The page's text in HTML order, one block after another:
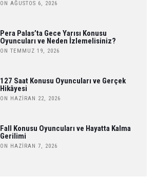
ON AĞUSTOS 6, 2026
Pera Palas’ta Gece Yarısı Konusu
Oyuncuları ve Neden İzlemelisiniz?
ON TEMMUZ 19, 2026
127 Saat Konusu Oyuncuları ve Gerçek
Hikâyesi
ON HAZIRAN 22, 2026
Fall Konusu Oyuncuları ve Hayatta Kalma
Gerilimi
ON HAZIRAN 7, 2026